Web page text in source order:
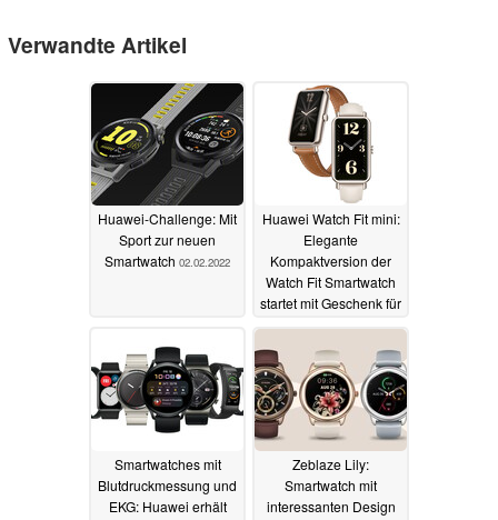
Verwandte Artikel
Huawei-Challenge: Mit
Sport zur neuen
Smartwatch 02.02.2022
Huawei Watch Fit mini:
Elegante
Kompaktversion der
Watch Fit Smartwatch
startet mit Geschenk für
21.10.2021
Smartwatches mit
Blutdruckmessung und
EKG: Huawei erhält
Zeblaze Lily:
Smartwatch mit
interessanten Design